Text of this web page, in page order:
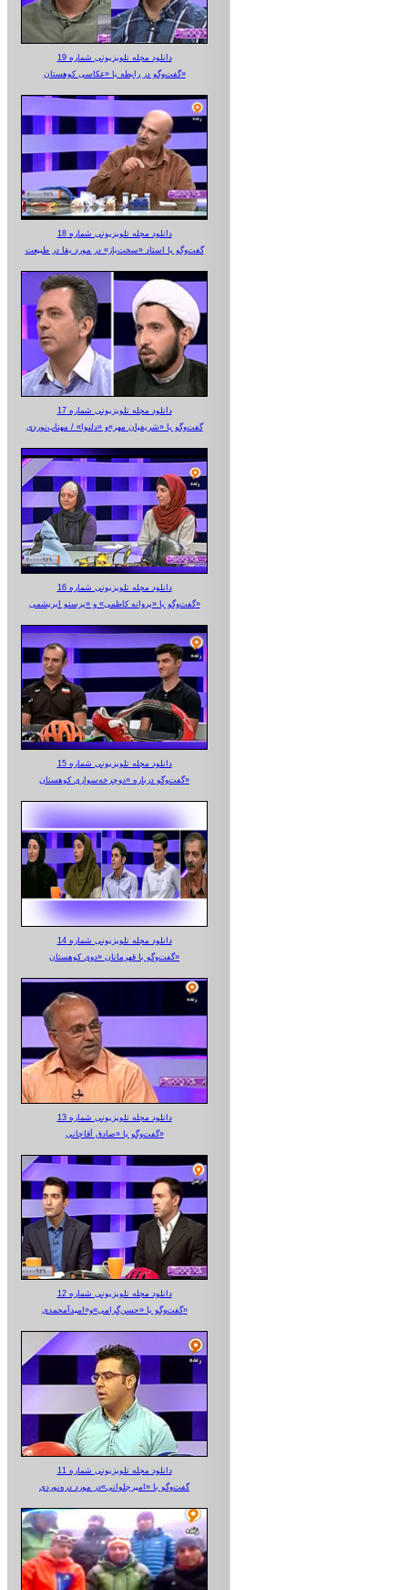
دانلود مجله تلویزیونی شماره 19
گفت‌وگو در رابطه با «عکاسی کوهستان»
دانلود مجله تلویزیونی شماره 18
گفت‌وگو با استاد «سخت‌باز» در مورد بقا در طبیعت
دانلود مجله تلویزیونی شماره 17
گفت‌وگو با «شریفیان مهر»‌و «دلنوا» / مهتاب‌نوردی
دانلود مجله تلویزیونی شماره 16
گفت‌وگو با «پروانه کاظمی» و «پرستو‌ ابریشمی»
دانلود مجله تلویزیونی شماره 15
گفت‌وگو درباره «دوچرخه‌سواری کوهستان»
دانلود مجله تلویزیونی شماره 14
گفت‌وگو با قهرمانان «دوی کوهستان»
دانلود مجله تلویزیونی شماره 13
گفت‌وگو با «صادق آقاجانی»
دانلود مجله تلویزیونی شماره 12
گفت‌وگو با «حسن‌گرامی»و«امیدآمحمدی»
دانلود مجله تلویزیونی شماره 11
گفت‌وگو با «امیرجلوانی»در مورد دره‌نوردی